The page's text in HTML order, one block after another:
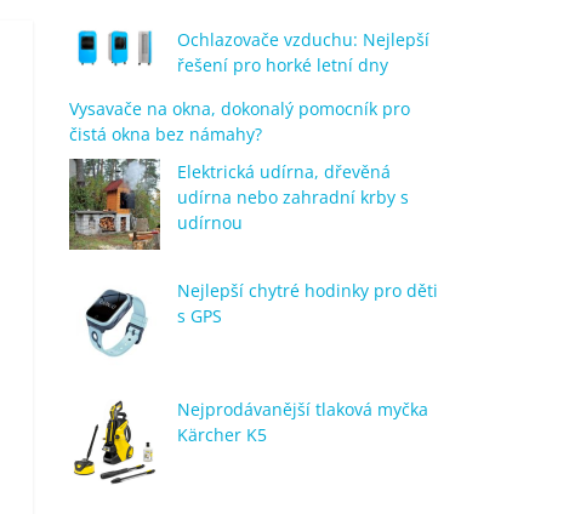
Ochlazovače vzduchu: Nejlepší
řešení pro horké letní dny
Vysavače na okna, dokonalý pomocník pro
čistá okna bez námahy?
Elektrická udírna, dřevěná
udírna nebo zahradní krby s
udírnou
Nejlepší chytré hodinky pro děti
s GPS
Nejprodávanější tlaková myčka
Kärcher K5